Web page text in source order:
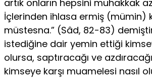
artık onların hepsini muhakkak
İçlerinden ihlasa ermiş (mümin)
müstesna.” (Sâd, 82-83)
istediğine dair yemin ettiği
olursa, saptıracağı ve
kimseye karşı muamelesi nasıl